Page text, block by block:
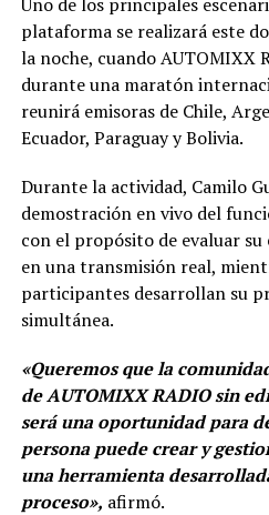
plataforma se realizará este
la noche, cuando AUTOMIXX
durante una maratón
reunirá emisoras de Chile,
Ecuador, Paraguay y Bolivia.
Durante la actividad, Camilo
demostración en vivo del
con el propósito de evaluar su
en una transmisión real,
participantes desarrollan su
simultánea.
«Queremos que la
de AUTOMIXX RADIO sin
será una oportunidad para
persona puede crear y
una herramienta
proceso», afirmó.